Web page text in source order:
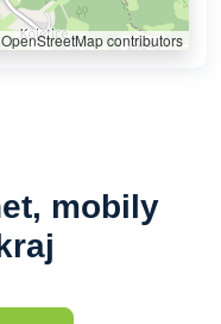
contributors
mobily